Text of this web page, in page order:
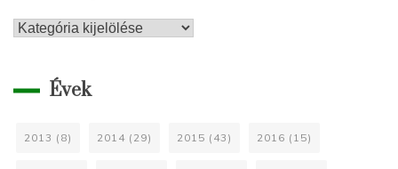
Kategóriák
Évek
2013 (8) 2014 (29) 2015 (43) 2016 (15)